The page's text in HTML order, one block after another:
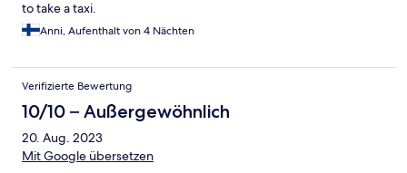
to take a taxi.
Anni, Aufenthalt von 4 Nächten
Verifizierte Bewertung
10/10 – Außergewöhnlich
20. Aug. 2023
Mit Google übersetzen